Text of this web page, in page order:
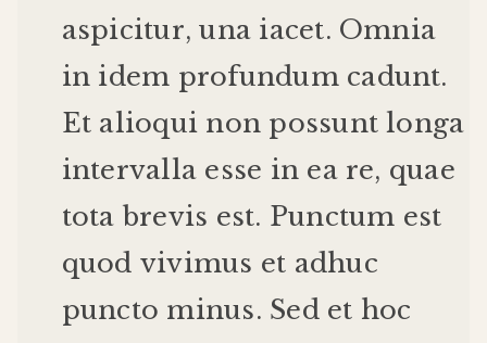
aspicitur,una iacet. Omnia
in idem profundum cadunt.
Et alioqui non possunt longa
intervalla esse in ea re, quae
tota brevis est. Punctum est
quod vivimus et adhuc
puncto minus. Sed et hoc